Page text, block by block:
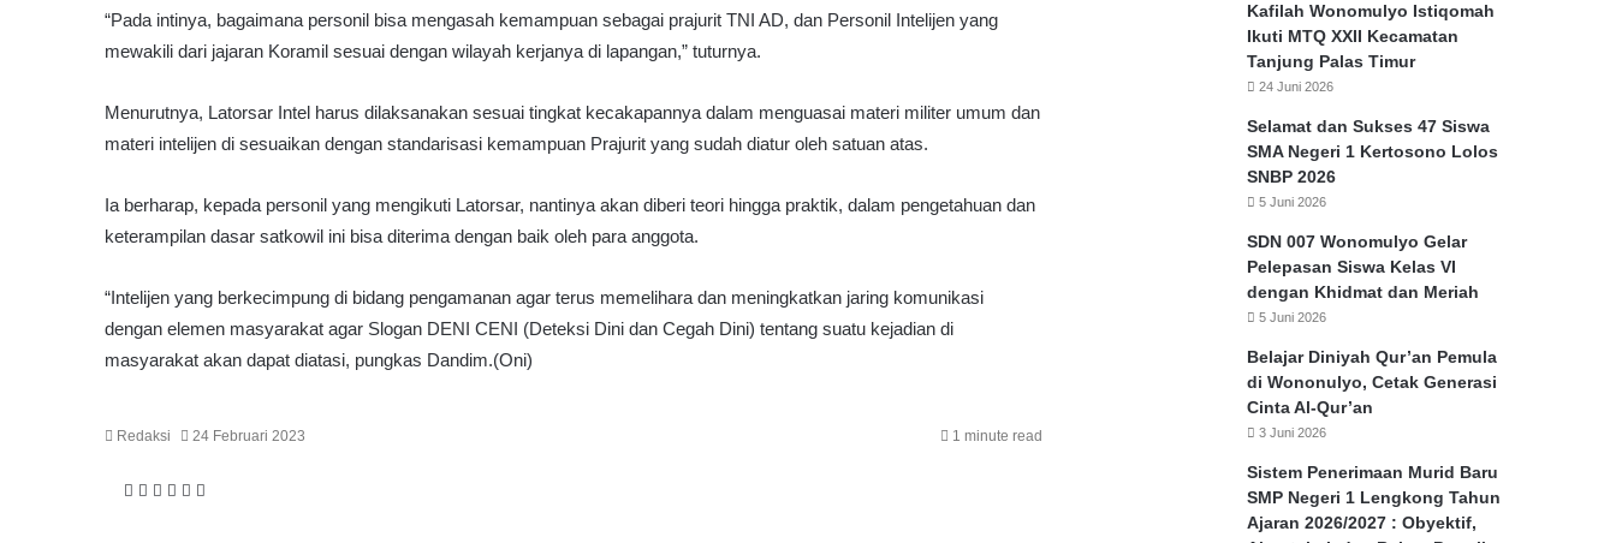
“Pada intinya, bagaimana personil bisa mengasah kemampuan sebagai prajurit TNI AD, dan Personil Intelijen yang
mewakili dari jajaran Koramil sesuai dengan wilayah kerjanya di lapangan,” tuturnya.
Menurutnya, Latorsar Intel harus dilaksanakan sesuai tingkat kecakapannya dalam menguasai materi militer umum dan
materi intelijen di sesuaikan dengan standarisasi kemampuan Prajurit yang sudah diatur oleh satuan atas.
Ia berharap, kepada personil yang mengikuti Latorsar, nantinya akan diberi teori hingga praktik, dalam pengetahuan dan
keterampilan dasar satkowil ini bisa diterima dengan baik oleh para anggota.
“Intelijen yang berkecimpung di bidang pengamanan agar terus memelihara dan meningkatkan jaring komunikasi
dengan elemen masyarakat agar Slogan DENI CENI (Deteksi Dini dan Cegah Dini) tentang suatu kejadian di
masyarakat akan dapat diatasi, pungkas Dandim.(Oni)
Redaksi 24 Februari 2023 1 minute read
F T W T S
Kafilah Wonomulyo Istiqomah
Ikuti MTQ XXII Kecamatan
Tanjung Palas Timur
24 Juni 2026
Selamat dan Sukses 47 Siswa
SMA Negeri 1 Kertosono Lolos
SNBP 2026
5 Juni 2026
SDN 007 Wonomulyo Gelar
Pelepasan Siswa Kelas VI
dengan Khidmat dan Meriah
5 Juni 2026
Belajar Diniyah Qur’an Pemula
di Wononulyo, Cetak Generasi
Cinta Al-Qur’an
3 Juni 2026
Sistem Penerimaan Murid Baru
SMP Negeri 1 Lengkong Tahun
Ajaran 2026/2027 : Obyektif,